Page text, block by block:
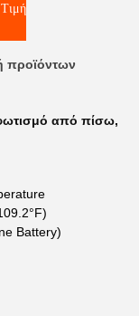
προϊόντων
από πίσω,
Battery)